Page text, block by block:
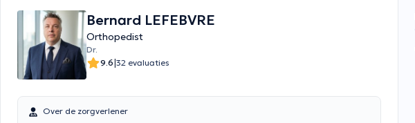
Bernard LEFEBVRE
Orthopedist
Dr.
9.6|32 evaluaties
Over de zorgverlener